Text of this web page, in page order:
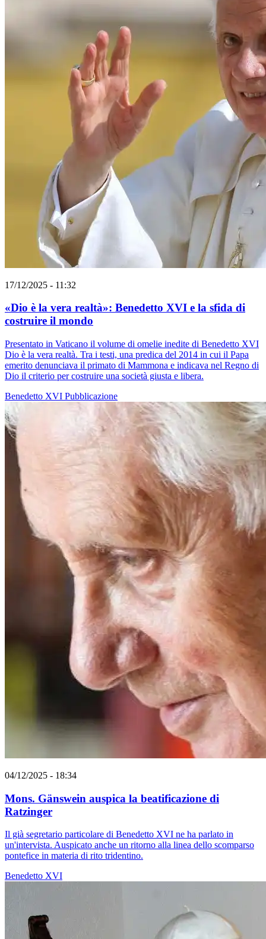
17/12/2025 - 11:32
«Dio è la vera realtà»: Benedetto XVI e la sfida di
costruire il mondo
Presentato in Vaticano il volume di omelie inedite di Benedetto XVI
Dio è la vera realtà. Tra i testi, una predica del 2014 in cui il Papa
emerito denunciava il primato di Mammona e indicava nel Regno di
Dio il criterio per costruire una società giusta e libera.
Benedetto XVI Pubblicazione
04/12/2025 - 18:34
Mons. Gänswein auspica la beatificazione di
Ratzinger
Il già segretario particolare di Benedetto XVI ne ha parlato in
un'intervista. Auspicato anche un ritorno alla linea dello scomparso
pontefice in materia di rito tridentino.
Benedetto XVI